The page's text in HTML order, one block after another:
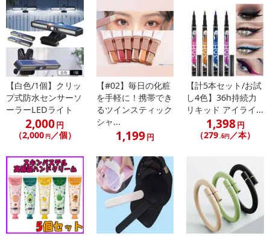
こちらの情報は2026年07月09日 時点での情報となります。
【白色/1個】クリッ
プ式防水センサーソ
ーラーLEDライト
2,000円
（2,000 円／個）
【#02】毎日の化粧
を手軽に！携帯でき
るツインスティック
シャ...
1,199円
【計5本セット/お試
し4色】36h持続力
リキッド アイライ...
1,398円
（279.6円 ／本）